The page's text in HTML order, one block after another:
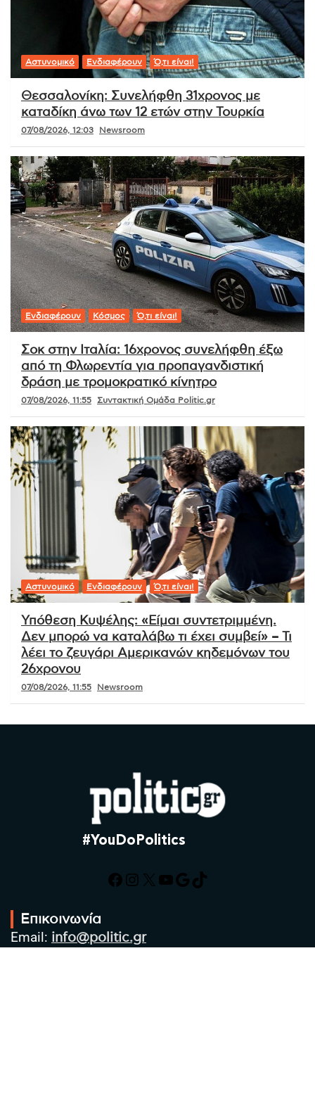
Αστυνομικό Ενδιαφέρουν Ό,τι είναι!
Θεσσαλονίκη: Συνελήφθη 31χρονος με
καταδίκη άνω των 12 ετών στην Τουρκία
07/08/2026, 12:03 Newsroom
Ενδιαφέρουν Κόσμος Ό,τι είναι!
Σοκ στην Ιταλία: 16χρονος συνελήφθη έξω
από τη Φλωρεντία για προπαγανδιστική
δράση με τρομοκρατικό κίνητρο
07/08/2026, 11:55 Συντακτική Ομάδα Politic.gr
Αστυνομικό Ενδιαφέρουν Ό,τι είναι!
Υπόθεση Κυψέλης: «Είμαι συντετριμμένη.
Δεν μπορώ να καταλάβω τι έχει συμβεί» – Τι
λέει το ζευγάρι Αμερικανών κηδεμόνων του
26χρονου
07/08/2026, 11:55 Newsroom
#YouDoPolitics
Facebook
Instagram
X YouTube
Google
TikTok
Επικοινωνία
Email: info@politic.gr